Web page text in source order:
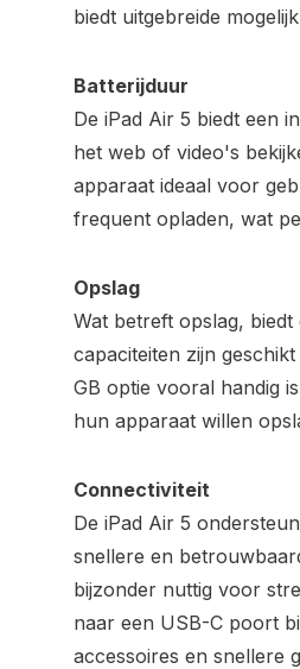
biedt uitgebreide
Batterijduur
De iPad Air 5 biedt een
het web of video's
apparaat ideaal voor
frequent opladen, wat
Opslag
Wat betreft opslag,
capaciteiten zijn
GB optie vooral handig
hun apparaat willen
Connectiviteit
De iPad Air 5
snellere en
bijzonder nuttig voor
naar een USB-C poort
accessoires en snellere